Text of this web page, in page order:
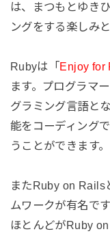
は、まつもとゆき
ングをする楽しみ
Rubyは「Enjoy for
ます。プログラマ
グラミング言語と
能をコーディング
うことができます。
またRuby on Rails
ムワークが有名で
ほとんどがRuby